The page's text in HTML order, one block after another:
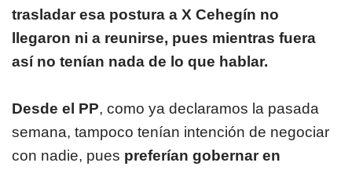
trasladar esa postura a X Cehegín no
llegaron ni a reunirse, pues mientras fuera
así no tenían nada de lo que hablar.
Desde el PP, como ya declaramos la pasada
semana, tampoco tenían intención de negociar
con nadie, pues preferían gobernar en